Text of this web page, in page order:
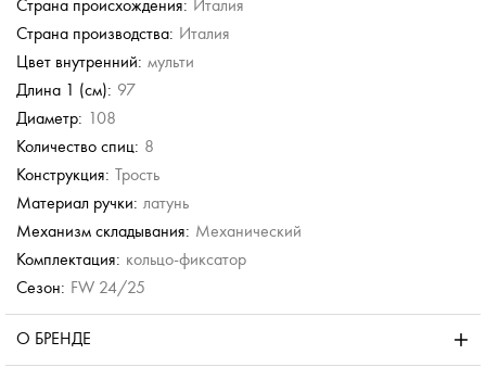
7 590 руб.
Страна происхождения: Италия
Страна производства: Италия
Цвет внутренний: мульти
Длина 1 (см): 97
Диаметр: 108
Количество спиц: 8
Конструкция: Трость
Материал ручки: латунь
Механизм складывания: Механический
Комплектация: кольцо-фиксатор
Сезон: FW 24/25
О БРЕНДЕ